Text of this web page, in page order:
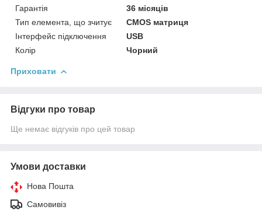
Гарантія
36 місяців
Тип елемента, що зчитує
CMOS матриця
Інтерфейс підключення
USB
Колір
Чорний
Приховати
Відгуки про товар
Ще немає відгуків про цей товар
Умови доставки
Нова Пошта
Самовивіз